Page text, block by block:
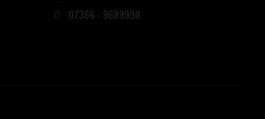
07366 - 9689990